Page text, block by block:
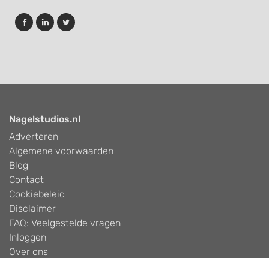
Nagelstudios.nl
Adverteren
Algemene voorwaarden
Blog
Contact
Cookiebeleid
Disclaimer
FAQ: Veelgestelde vragen
Inloggen
Over ons